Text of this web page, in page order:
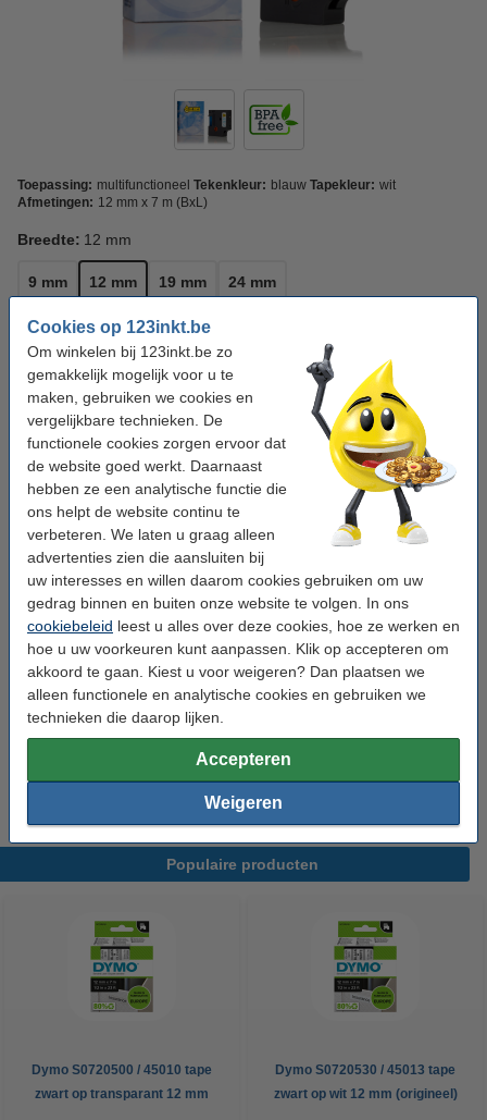
Cookies op 123inkt.be
Om winkelen bij 123inkt.be zo
gemakkelijk mogelijk voor u te
maken, gebruiken we cookies en
vergelijkbare technieken. De
functionele cookies zorgen ervoor dat
de website goed werkt. Daarnaast
hebben ze een analytische functie die
ons helpt de website continu te
verbeteren. We laten u graag alleen
advertenties zien die aansluiten bij
uw interesses en willen daarom cookies gebruiken om uw
gedrag binnen en buiten onze website te volgen. In ons
cookiebeleid leest u alles over deze cookies, hoe ze werken en
hoe u uw voorkeuren kunt aanpassen. Klik op accepteren om
akkoord te gaan. Kiest u voor weigeren? Dan plaatsen we
alleen functionele en analytische cookies en gebruiken we
technieken die daarop lijken.
Accepteren
Weigeren
Toepassing: multifunctioneel Tekenkleur: blauw Tapekleur: wit
Afmetingen: 12 mm x 7 m (BxL)
Breedte: 12 mm
9 mm 12 mm 19 mm 24 mm
Kleur:blauw op wit
blauw op wit
Bekijk de specificaties en omschrijving
Bespaar ruim 30%op uw tape!
Direct leverbaar
Morgen in huis
€ 9,50
Winstpakker!
Aanbieding: 5x Dymo S0720540 / 45014 tape
blauw op wit 12 mm (123inkt huismerk)
€ 45,00
Tip: Multipack meebestellen
Aanbieding: 123inkt huismerk vervangt Dymo
op transparant en zwart op geel)
€ 24,50
Populaire producten
Dymo S0720500 / 45010 tape
zwart op transparant 12 mm
Dymo S0720530 / 45013 tape
zwart op wit 12 mm (origineel)